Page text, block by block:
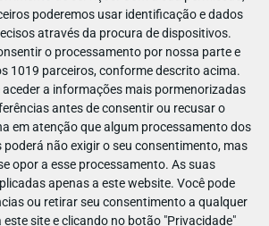
poderemos usar identificação e dados
através da procura de dispositivos.
o processamento por nossa parte e
1019 parceiros, conforme descrito acima.
a informações mais pormenorizadas
antes de consentir ou recusar o
em atenção que algum processamento dos
poderá não exigir o seu consentimento, mas
opor a esse processamento. As suas
apenas a este website. Você pode
ou retirar seu consentimento a qualquer
site e clicando no botão "Privacidade"
ACOMPANHAMENTO SEM PAIS